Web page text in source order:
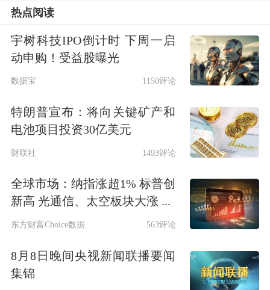
（300308）、
业银锡（000426）、
中天科技
（600522）、万华化学 （600309）、源
杰科技
（688498）、京东方
A（000725）、 松发股份（603268）、
迈瑞医疗（300760）和 三一重工
从持仓市值排名看，紫金矿业稳居第
热点阅读
宇树科技IPO倒计时 下周一启
动申购！受益股曝光
数据宝 1150评论
特朗普宣布：将向关键矿产和
电池项目投资30亿美元
财联社 1493评论
全球市场：纳指涨超1% 标普创
新高 光通信、太空板块大涨 ...
东方财富Choice数据 563评论
8月8日晚间央视新闻联播要闻
集锦